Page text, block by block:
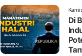
Di